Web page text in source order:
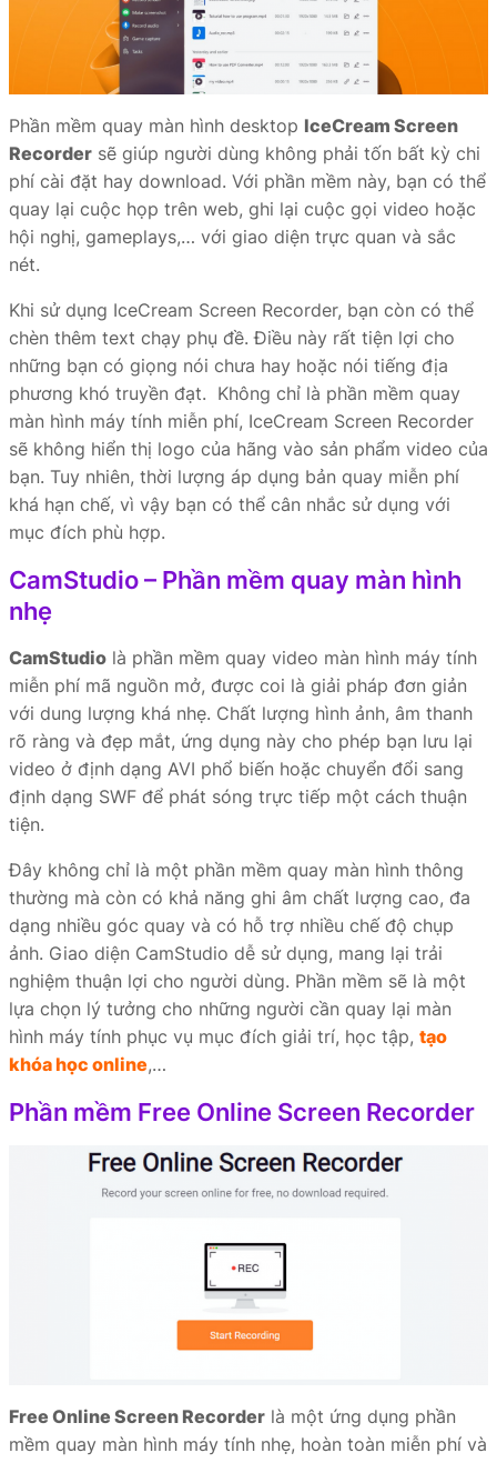
Phần mềm quay màn hình desktop IceCream Screen
Recorder sẽ giúp người dùng không phải tốn bất kỳ chi
phí cài đặt hay download. Với phần mềm này, bạn có thể
quay lại cuộc họp trên web, ghi lại cuộc gọi video hoặc
hội nghị, gameplays,… với giao diện trực quan và sắc
nét.
Khi sử dụng IceCream Screen Recorder, bạn còn có thể
chèn thêm text chạy phụ đề. Điều này rất tiện lợi cho
những bạn có giọng nói chưa hay hoặc nói tiếng địa
phương khó truyền đạt. Không chỉ là phần mềm quay
màn hình máy tính miễn phí, IceCream Screen Recorder
sẽ không hiển thị logo của hãng vào sản phẩm video của
bạn. Tuy nhiên, thời lượng áp dụng bản quay miễn phí
khá hạn chế, vì vậy bạn có thể cân nhắc sử dụng với
mục đích phù hợp.
CamStudio – Phần mềm quay màn hình
nhẹ
CamStudio là phần mềm quay video màn hình máy tính
miễn phí mã nguồn mở, được coi là giải pháp đơn giản
với dung lượng khá nhẹ. Chất lượng hình ảnh, âm thanh
rõ ràng và đẹp mắt, ứng dụng này cho phép bạn lưu lại
video ở định dạng AVI phổ biến hoặc chuyển đổi sang
định dạng SWF để phát sóng trực tiếp một cách thuận
tiện.
Đây không chỉ là một phần mềm quay màn hình thông
thường mà còn có khả năng ghi âm chất lượng cao, đa
dạng nhiều góc quay và có hỗ trợ nhiều chế độ chụp
ảnh. Giao diện CamStudio dễ sử dụng, mang lại trải
nghiệm thuận lợi cho người dùng. Phần mềm sẽ là một
lựa chọn lý tưởng cho những người cần quay lại màn
hình máy tính phục vụ mục đích giải trí, học tập, tạo
khóa học online,…
Phần mềm Free Online Screen Recorder
Free Online Screen Recorder là một ứng dụng phần
mềm quay màn hình máy tính nhẹ, hoàn toàn miễn phí và